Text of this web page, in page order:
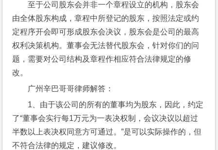
至于公司股东会并非一个章程设立的机构，股东会
由全体股东构成，章程中所登记的股东，按照法定或约
定程序开会即可形成股东会决议，股东会是公司的最高
权利决策机构。董事会无法替代股东会，针对你们的问
题，需要对公司结构及章程作相应符合法律规定的修
改。
广州辛巴哥哥律师解答：
1、由于该公司的所有的董事均为股东，因此，约定
了“董事会实行每1万元为一表决权制，会议决议以超过
半数以上表决权同意方可通过。”是可以实际操作的，但
不符合法律的规定，建议修改。